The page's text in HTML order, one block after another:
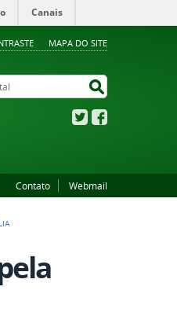
MAPA DO SITE
Canais
Twitter
Contato Webmail